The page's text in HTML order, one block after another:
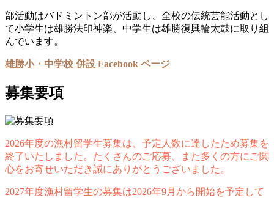
部活動はバドミントン部が活動し、全校の伝統芸能活動とし
て小学生は雄勝法印神楽、中学生は雄勝復興輪太鼓に取り組
んでいます。
雄勝小・中学校 併設 Facebook ページ
募集要項
2026年度の漁村留学生募集は、予定人数に達したため募集を
終了いたしました。たくさんのご応募、また多くの方にご関
心をお寄せいただき誠にありがとうございました。
2027年度漁村留学生の募集は2026年9月から開始を予定して